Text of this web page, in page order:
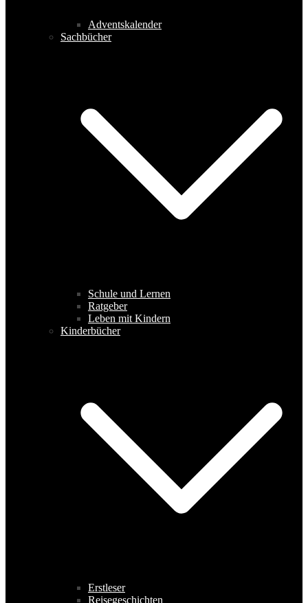
Adventskalender
Sachbücher
Schule und Lernen
Ratgeber
Leben mit Kindern
Kinderbücher
Erstleser
Reisegeschichten